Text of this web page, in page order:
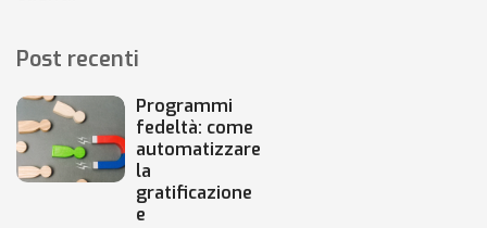
Post recenti
Programmi
fedeltà: come
automatizzare
la
gratificazione
e